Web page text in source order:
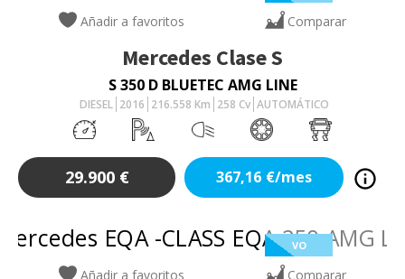
Añadir a favoritos Comparar
Mercedes Clase S
S 350 D BLUETEC AMG LINE
DIESEL 2016 216.558 Km 258 Cv AUTOMÁTICO
29.900 € 367,16 €/mes
VO
Añadir a favoritos Comparar